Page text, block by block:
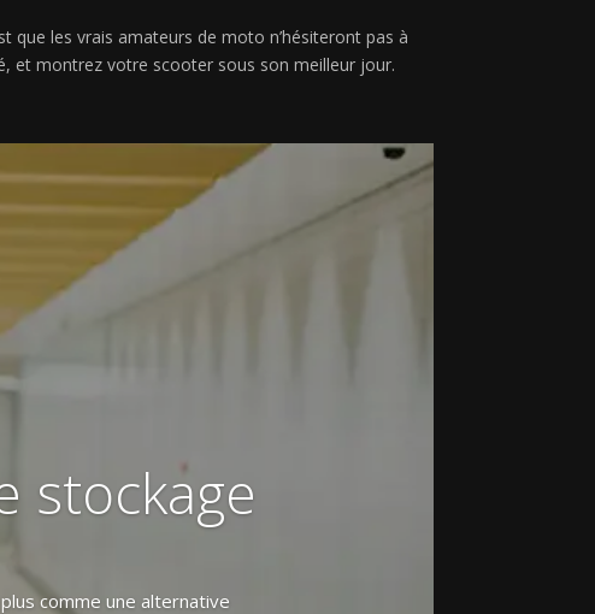
que les vrais amateurs de moto n’hésiteront pas à
et montrez votre scooter sous son meilleur jour.
stockage
comme une alternative